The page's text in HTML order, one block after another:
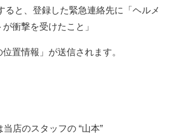
ると、登録した緊急連絡先に「ヘルメ
が衝撃を受けたこと」
位置情報」が送信されます。
当店のスタッフの “山本”